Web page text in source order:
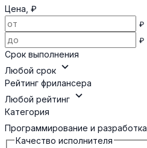
Цена, ₽
₽
₽
Срок выполнения
Любой срок expand_more
Рейтинг фрилансера
Любой рейтинг expand_more
Категория
Программирование и разработка
Качество исполнителя